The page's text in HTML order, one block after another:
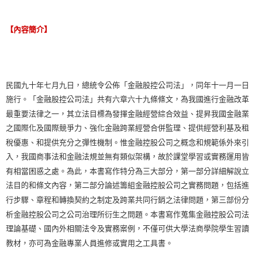
【內容簡介】
民國九十年七月九日，總統令公佈「金融股控公司法」，同年十一月一日
施行。「金融股控公司法」共有六章六十九條條文，為我國進行金融改革
最重要法律之一，其立法目標為發揮金融經營綜合效益、提昇我國金融業
之國際化及國際競爭力、強化金融跨業經營合併監理、提供經營利基及租
稅優惠、和提供充分之彈性機制。惟金融控股公司之概念和規範係外來引
入，我國商事法和金融法規並無有類似架構，故於課堂學習或實務運用皆
有相當困惑之處。為此，本書寫作特分為三大部分，第一部分詳細解說立
法目的和條文內容，第二部分論述籌組金融控股公司之實務問題，包括進
行步驟、章程和轉換契約之制定及跨業共同行銷之法律問題，第三部份分
析金融控股公司之公司治理所衍生之問題。本書寫作蒐集金融控股公司法
理論基礎、國內外相關法令及實務案例，不僅可供大學法商學院學生習讀
教材，亦可為金融專業人員進修或實用之工具書。